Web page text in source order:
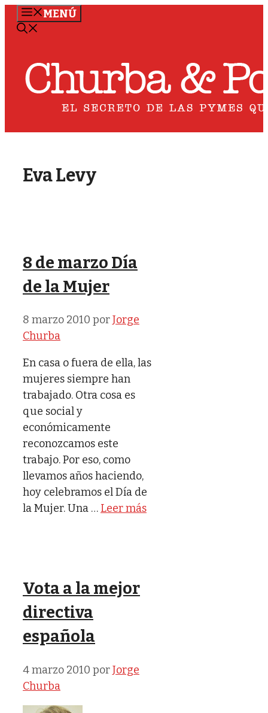
Saltar
MENÚ
Eva Levy
8 de marzo Día
de la Mujer
8 marzo 2010 porJorge
Churba
En casa o fuera de ella, las
mujeres siempre han
trabajado. Otra cosa es
que social y
económicamente
reconozcamos este
trabajo. Por eso, como
llevamos años haciendo,
hoy celebramos el Día de
la Mujer. Una … Leer más
Vota a la mejor
directiva
española
4 marzo 2010 porJorge
Churba